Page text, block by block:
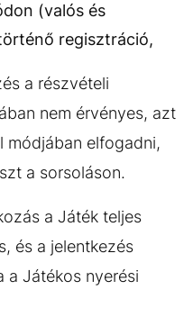
(valós és
regisztráció,
a részvételi
nem érvényes, azt
módjában elfogadni,
a sorsoláson.
a Játék teljes
és a jelentkezés
a Játékos nyerési